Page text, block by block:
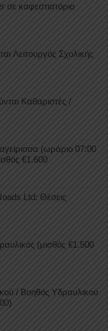
σε καφεστιατόριο
Λειτουργός Σχολικής
Καθαριστές /
(ωράριο 07:00
€1.600
Ltd: Θέσεις
(μισθός €1.500
/ Βοηθός Υδραυλικού